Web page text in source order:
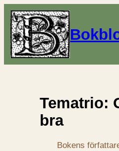
Tematrio:
bra
Bokens